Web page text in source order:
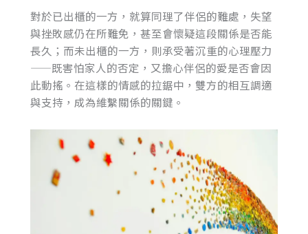
對於已出櫃的一方，就算同理了伴侶的難處，失望
與挫敗感仍在所難免，甚至會懷疑這段關係是否能
長久；而未出櫃的一方，則承受著沉重的心理壓力
——既害怕家人的否定，又擔心伴侶的愛是否會因
此動搖。在這樣的情感的拉鋸中，雙方的相互調適
與支持，成為維繫關係的關鍵。